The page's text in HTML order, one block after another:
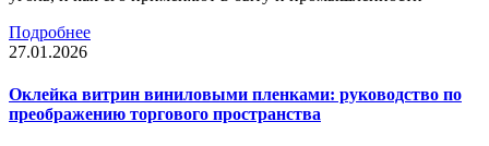
Подробнее
27.01.2026
Оклейка витрин виниловыми пленками: руководство по
преображению торгового пространства